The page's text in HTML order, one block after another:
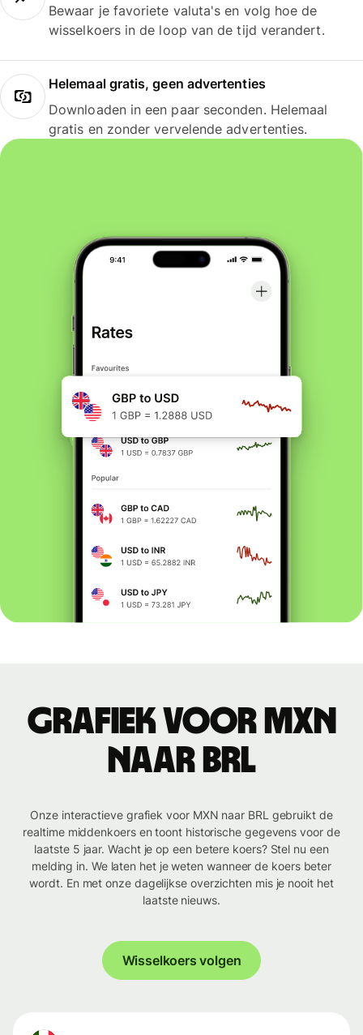
Bewaar je favoriete valuta's en volg hoe de
wisselkoers in de loop van de tijd verandert.
Helemaal gratis, geen advertenties
Downloaden in een paar seconden. Helemaal
gratis en zonder vervelende advertenties.
Grafiek voor MXN
naar BRL
Onze interactieve grafiek voor MXN naar BRL gebruikt de
realtime middenkoers en toont historische gegevens voor de
laatste 5 jaar. Wacht je op een betere koers? Stel nu een
melding in. We laten het je weten wanneer de koers beter
wordt. En met onze dagelijkse overzichten mis je nooit het
laatste nieuws.
Wisselkoers volgen